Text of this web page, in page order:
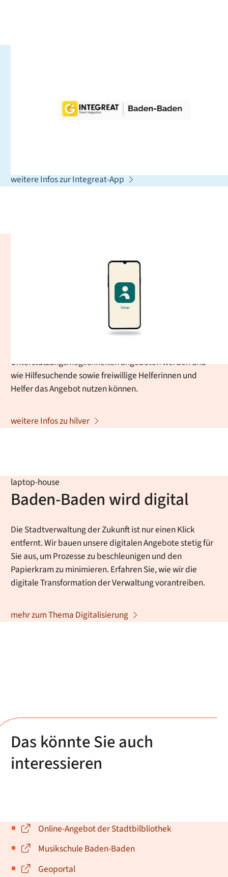
Integreat ist ein Leitfaden, der Sie in Ihrem Alltag
unterstützt. Sie finden dort wichtige Adressen,
weitere Infos zur Integreat-App
Mit der hilver-App unterstützt die Stadt Baden-Baden
ältere und unterstützungsbedürftige Menschen dabei,
unkompliziert Hilfe im Alltag zu erhalten. Auf dieser Seite
erfahren Sie, wie die Vermittlung ehrenamtlicher
Unterstützungsmöglichkeiten angeboten werden und
wie Hilfesuchende sowie freiwillige Helferinnen und
Helfer das Angebot nutzen können.
weitere Infos zu hilver
laptop-house
Baden-Baden wird digital
Die Stadtverwaltung der Zukunft ist nur einen Klick
entfernt. Wir bauen unsere digitalen Angebote stetig für
Sie aus, um Prozesse zu beschleunigen und den
Papierkram zu minimieren. Erfahren Sie, wie wir die
digitale Transformation der Verwaltung vorantreiben.
mehr zum Thema Digitalisierung
Das könnte Sie auch
interessieren
Online-Angebot der Stadtbilbliothek
Musikschule Baden-Baden
Geoportal